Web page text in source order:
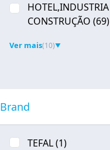
HOTEL,INDUSTRIA
CONSTRUÇÃO (69)
Ver mais(10)▼
Brand
TEFAL(1)